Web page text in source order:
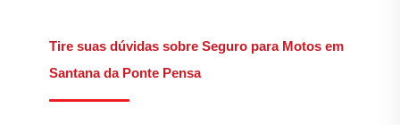
Tire suas dúvidas sobre Seguro para Motos em
Santana da Ponte Pensa